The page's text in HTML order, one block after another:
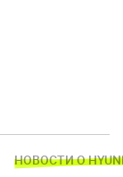
НОВОСТИ О